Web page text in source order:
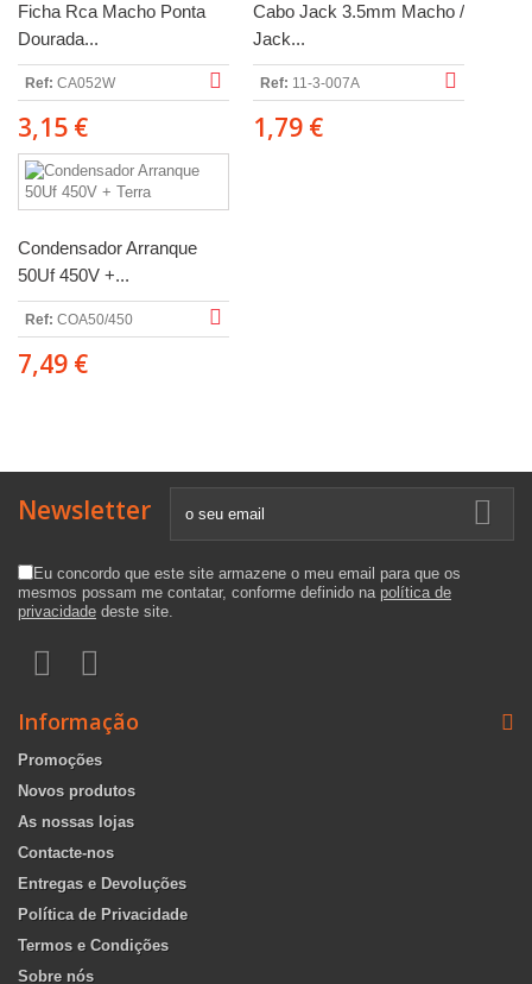
Ficha Rca Macho Ponta
Dourada...
Ref: CA052W
3,15 €
Cabo Jack 3.5mm Macho /
Jack...
Ref: 11-3-007A
1,79 €
Condensador Arranque
50Uf 450V +...
Ref: COA50/450
7,49 €
Newsletter
Eu concordo que este site armazene o meu email para que os
mesmos possam me contatar, conforme definido na política de
privacidade deste site.
Informação
Promoções
Novos produtos
As nossas lojas
Contacte-nos
Entregas e Devoluções
Política de Privacidade
Termos e Condições
Sobre nós